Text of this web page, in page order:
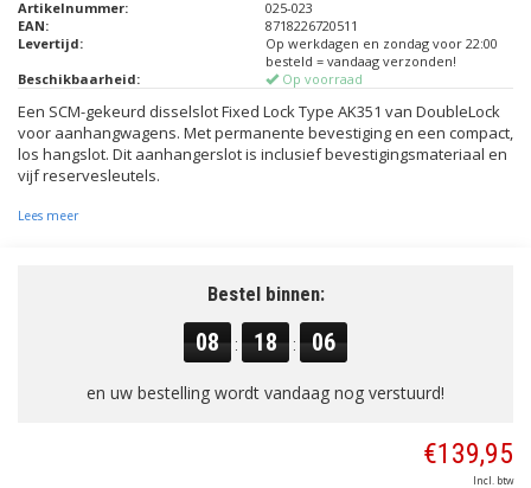
Artikelnummer:
025-023
EAN:
8718226720511
Levertijd:
Op werkdagen en zondag voor 22:00
besteld = vandaag verzonden!
Beschikbaarheid:
Op voorraad
Een SCM-gekeurd disselslot Fixed Lock Type AK351 van DoubleLock
voor aanhangwagens. Met permanente bevestiging en een compact,
los hangslot. Dit aanhangerslot is inclusief bevestigingsmateriaal en
vijf reservesleutels.
Lees meer
Bestel binnen:
08 : 18 : 05
en uw bestelling wordt vandaag nog verstuurd!
€139,95
Incl. btw